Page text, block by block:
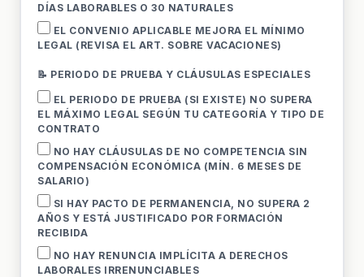
DÍAS LABORABLES O 30 NATURALES
EL CONVENIO APLICABLE MEJORA EL MÍNIMO
LEGAL (REVISA EL ART. SOBRE VACACIONES)
📝 PERIODO DE PRUEBA Y CLÁUSULAS ESPECIALES
EL PERIODO DE PRUEBA (SI EXISTE) NO SUPERA
EL MÁXIMO LEGAL SEGÚN TU CATEGORÍA Y TIPO DE
CONTRATO
NO HAY CLÁUSULAS DE NO COMPETENCIA SIN
COMPENSACIÓN ECONÓMICA (MÍN. 6 MESES DE
SALARIO)
SI HAY PACTO DE PERMANENCIA, NO SUPERA 2
AÑOS Y ESTÁ JUSTIFICADO POR FORMACIÓN
RECIBIDA
NO HAY RENUNCIA IMPLÍCITA A DERECHOS
LABORALES IRRENUNCIABLES